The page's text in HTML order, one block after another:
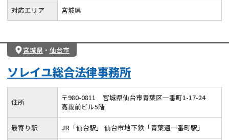
対応エリア 宮城県
宮城県 ・ 仙台市
ソレイユ総合法律事務所
住所 〒980-0811
宮城県仙台市青葉区一番町1-17-24
高裁前ビル5階
最寄り駅 JR「仙台駅」 仙台市地下鉄「青葉通一番町駅」